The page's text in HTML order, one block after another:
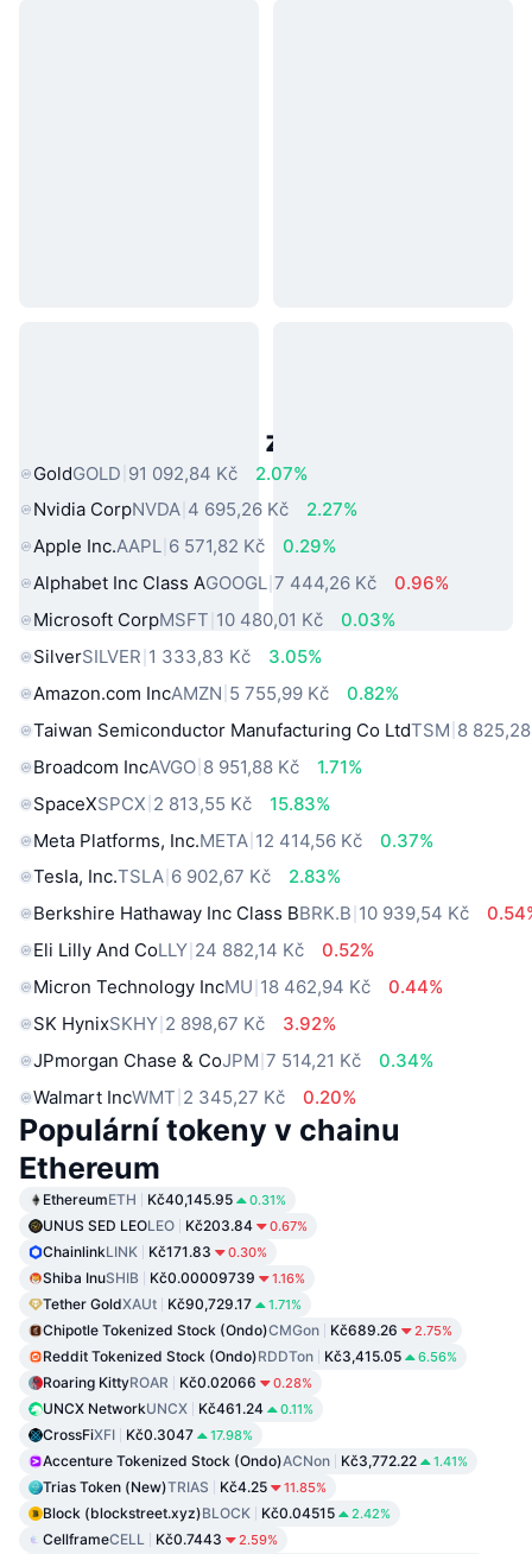
Populární aktiva z reálného světa
GoldGOLD 91 092,84 Kč
2.07%
Nvidia CorpNVDA 4 695,26 Kč
2.27%
Apple Inc.AAPL 6 571,82 Kč
0.29%
Alphabet Inc Class AGOOGL 7 444,26 Kč
0.96%
Microsoft CorpMSFT 10 480,01 Kč
0.03%
SilverSILVER 1 333,83 Kč
3.05%
Amazon.com IncAMZN 5 755,99 Kč
0.82%
Taiwan Semiconductor Manufacturing Co LtdTSM 8
Broadcom IncAVGO 8 951,88 Kč
1.71%
SpaceXSPCX 2 813,55 Kč
15.83%
Meta Platforms, Inc.META 12 414,56 Kč
0.37%
Tesla, Inc.TSLA 6 902,67 Kč
2.83%
Berkshire Hathaway Inc Class BBRK.B 10 939,54 Kč
Eli Lilly And CoLLY 24 882,14 Kč
0.52%
Micron Technology IncMU 18 462,94 Kč
0.44%
SK HynixSKHY 2 898,67 Kč
3.92%
JPmorgan Chase & CoJPM 7 514,21 Kč
0.34%
Walmart IncWMT 2 345,27 Kč 0.20%
Populární tokeny v chainu
Ethereum
EthereumETH Kč40,145.95 0.31%
UNUS SED LEOLEO Kč203.84 0.67%
ChainlinkLINK Kč171.83 0.30%
Shiba InuSHIB Kč0.00009739 1.16%
Tether GoldXAUt Kč90,729.17 1.71%
Chipotle Tokenized Stock (Ondo)CMGon Kč689.26 2.75%
Reddit Tokenized Stock (Ondo)RDDTon Kč3,415.05 6.56%
Roaring KittyROAR Kč0.02066 0.28%
UNCX NetworkUNCX Kč461.24 0.11%
CrossFiXFI Kč0.3047 17.98%
Accenture Tokenized Stock (Ondo)ACNon Kč3,772.22 1.41%
Trias Token (New)TRIAS Kč4.25 11.85%
Block (blockstreet.xyz)BLOCK Kč0.04515 2.42%
CellframeCELL Kč0.7443 2.59%